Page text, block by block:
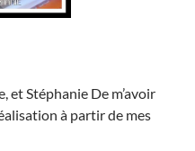
et Stéphanie De m’avoir
à partir de mes